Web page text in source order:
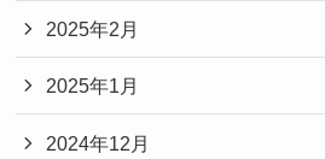
2025年2月
2025年1月
2024年12月